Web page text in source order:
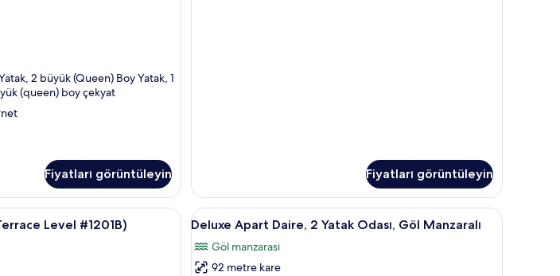
2 büyük (Queen) Boy Yatak, 1
(queen) boy çekyat
Fiyatları görüntüleyin Fiyatları görüntüleyin
Güneşlik/perde, ütü/ütü masası, ücretsiz kablosuz İnternet
Level #1201B)
Deluxe
Apart
Daire,
2
2
Deluxe Apart Daire, 2 Yatak Odası, Göl Manzaralı
Göl manzarası
92 metre kare